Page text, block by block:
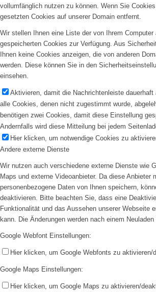
vollumfänglich nutzen zu können. Wenn Sie
gesetzten Cookies auf unserer Domain entfernt.
Wir stellen Ihnen eine Liste der von Ihrem Computer
gespeicherten Cookies zur Verfügung. Aus
Ihnen keine Cookies anzeigen, die von anderen
werden. Diese können Sie in den
einsehen.
Aktivieren, damit die Nachrichtenleiste dauerhaft
alle Cookies, denen nicht zugestimmt wurde,
benötigen zwei Cookies, damit diese Einstellung
Andernfalls wird diese Mitteilung bei jedem
Hier klicken, um notwendige Cookies zu
Andere externe Dienste
Wir nutzen auch verschiedene externe Dienste wie
Maps und externe Videoanbieter. Da diese Anbieter
personenbezogene Daten von Ihnen speichern,
deaktivieren. Bitte beachten Sie, dass eine
Funktionalität und das Aussehen unserer Webseite
kann. Die Änderungen werden nach einem
Google Webfont Einstellungen:
Hier klicken, um Google Webfonts zu aktivieren/
Google Maps Einstellungen:
Hier klicken, um Google Maps zu aktivieren/